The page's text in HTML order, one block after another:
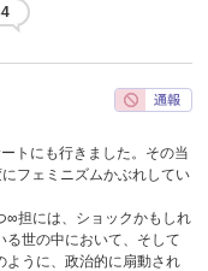
トにも行きました。その当
フェミニズムかぶれしてい
∞担には、ショックかもしれ
る世の中において、そして
ように、政治的に扇動され